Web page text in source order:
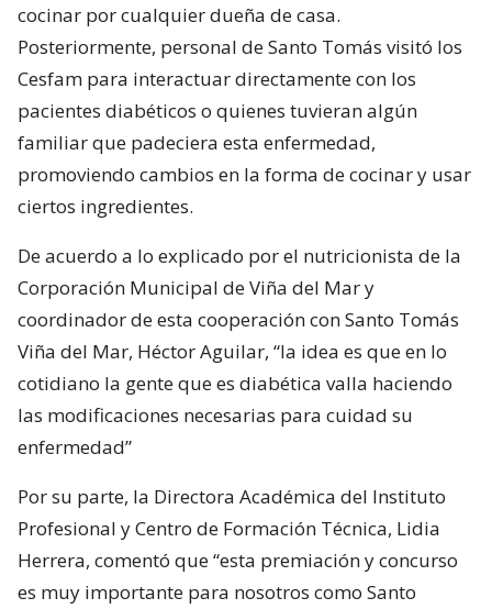
cocinar por cualquier dueña de casa.
Posteriormente, personal de Santo Tomás visitó los
Cesfam para interactuar directamente con los
pacientes diabéticos o quienes tuvieran algún
familiar que padeciera esta enfermedad,
promoviendo cambios en la forma de cocinar y usar
ciertos ingredientes.
De acuerdo a lo explicado por el nutricionista de la
Corporación Municipal de Viña del Mar y
coordinador de esta cooperación con Santo Tomás
Viña del Mar, Héctor Aguilar, “la idea es que en lo
cotidiano la gente que es diabética valla haciendo
las modificaciones necesarias para cuidad su
enfermedad”
Por su parte, la Directora Académica del Instituto
Profesional y Centro de Formación Técnica, Lidia
Herrera, comentó que “esta premiación y concurso
es muy importante para nosotros como Santo